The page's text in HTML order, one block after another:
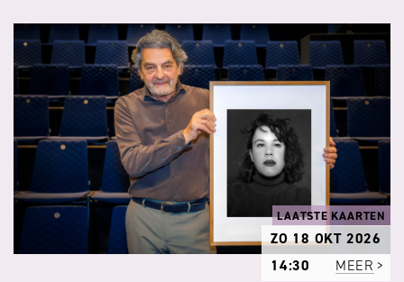
LAATSTE KAARTEN
ZO 18 OKT 2026
14:30
MEER